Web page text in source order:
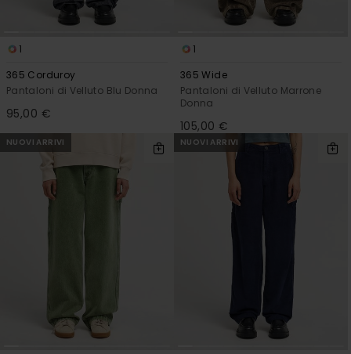
1
365 Corduroy
Pantaloni di Velluto Blu Donna
95,00 €
1
365 Wide
Pantaloni di Velluto Marrone
Donna
105,00 €
NUOVI ARRIVI NUOVI ARRIVI